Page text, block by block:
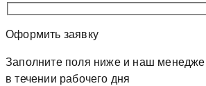
Оформить заявку
Заполните поля ниже и наш
в течении рабочего дня